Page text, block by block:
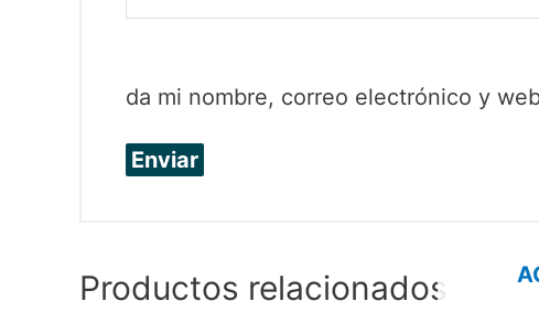
da mi nombre, correo electrónico y
Productos relacionados